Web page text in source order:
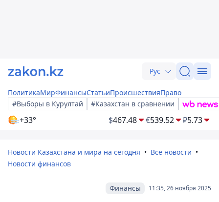
Рус
ПолитикаМирФинансыСтатьиПроисшествияПраво
#Выборы в Курултай
#Казахстан в сравнении
+33° $467.48 €539.52 ₽5.73
Новости Казахстана и мира на сегодня
Все новости
Новости финансов
11:35, 26 ноября 2025
Финансы